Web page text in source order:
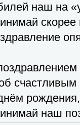
наш на
скорее
наш